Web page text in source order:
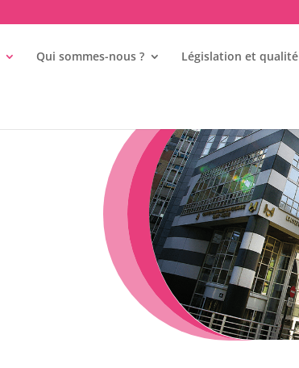
Qui sommes-nous ? Législation et qualité